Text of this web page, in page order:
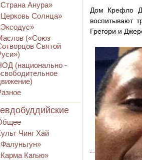
Анура»
Солнца»
(«Союз
Святой
(национально -
Чинг Хай
Кагью»
Дом Крефло
воспитывают
Грегори и